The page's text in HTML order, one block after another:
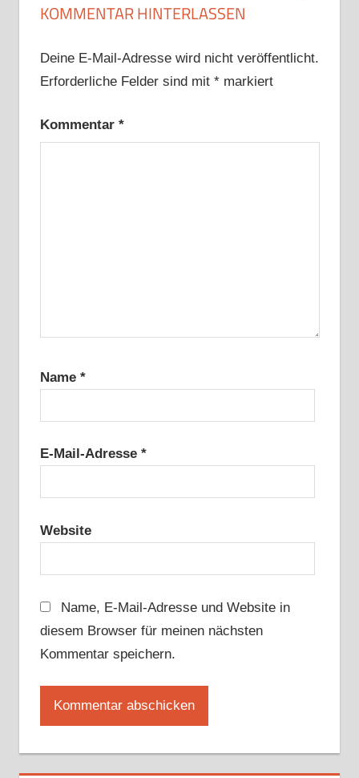
KOMMENTAR HINTERLASSEN
Deine E-Mail-Adresse wird nicht veröffentlicht.
Erforderliche Felder sind mit *markiert
Kommentar *
Name *
E-Mail-Adresse *
Website
Name, E-Mail-Adresse und Website in
diesem Browser für meinen nächsten
Kommentar speichern.